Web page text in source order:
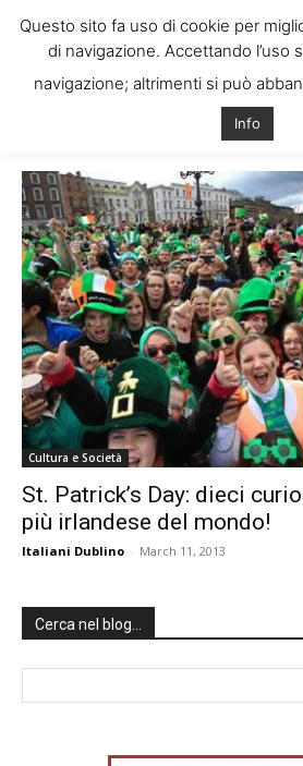
Tag: birra san patrizio
Cultura e Società
St. Patrick’s Day: dieci
più irlandese del mondo!
Italiani Dublino - March 11, 2013
Cerca nel blog…
Questo sito fa uso di cookie per
di navigazione. Accettando l’uso
navigazione; altrimenti si può
Info